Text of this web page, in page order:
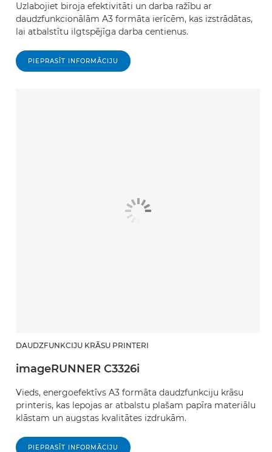
Uzlabojiet biroja efektivitāti un darba ražību ar
daudzfunkcionālām A3 formāta ierīcēm, kas izstrādātas,
lai atbalstītu ilgtspējīga darba centienus.
PIEPRASĪT INFORMĀCIJU
DAUDZFUNKCIJU KRĀSU PRINTERI
imageRUNNER C3326i
Vieds, energoefektīvs A3 formāta daudzfunkciju krāsu
printeris, kas lepojas ar atbalstu plašam papīra materiālu
klāstam un augstas kvalitātes izdrukām.
PIEPRASĪT INFORMĀCIJU